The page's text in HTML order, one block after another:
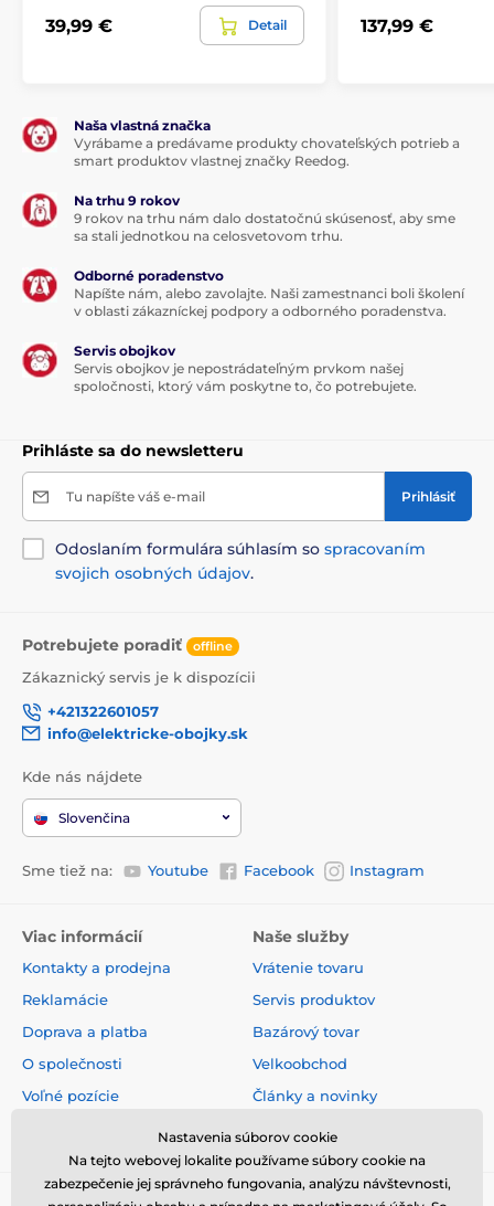
39,99 € Detail 137,99 €
Naša vlastná značka
Vyrábame a predávame produkty chovateľských potrieb a
smart produktov vlastnej značky Reedog.
Na trhu 9 rokov
9 rokov na trhu nám dalo dostatočnú skúsenosť, aby sme
sa stali jednotkou na celosvetovom trhu.
Odborné poradenstvo
Napíšte nám, alebo zavolajte. Naši zamestnanci boli školení
v oblasti zákazníckej podpory a odborného poradenstva.
Servis obojkov
Servis obojkov je nepostrádateľným prvkom našej
spoločnosti, ktorý vám poskytne to, čo potrebujete.
Prihláste sa do newsletteru
Tu napíšte váš e-mail Prihlásiť
Odoslaním formulára súhlasím so spracovaním
svojich osobných údajov.
Potrebujete poradiť offline
Zákaznický servis je k dispozícii
+421322601057
info@elektricke-obojky.sk
Kde nás nájdete
Slovenčina
Sme tiež na: Youtube Facebook Instagram
Viac informácií
Kontakty a prodejna
Reklamácie
Doprava a platba
O společnosti
Voľné pozície
Naše služby
Vrátenie tovaru
Servis produktov
Bazárový tovar
Velkoobchod
Články a novinky
Nastavenia súborov cookie
Na tejto webovej lokalite používame súbory cookie na
zabezpečenie jej správneho fungovania, analýzu návštevnosti,